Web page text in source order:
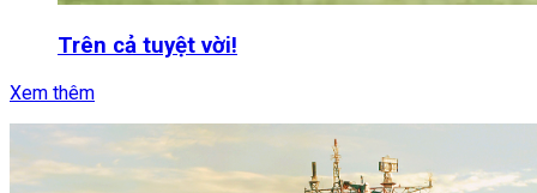
Trên cả tuyệt vời!
Xem thêm